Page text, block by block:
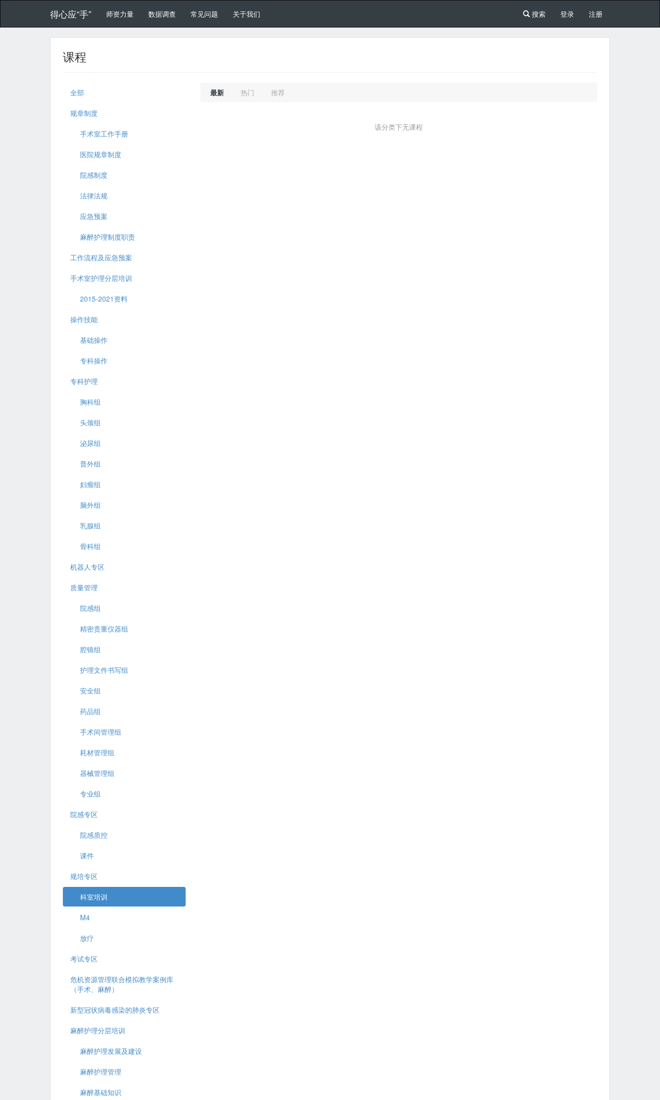
得心应“手” 师资力量 数据调查 常见问题 关于我们 搜索 登录 注册
课程
全部
规章制度
手术室工作手册
医院规章制度
院感制度
法律法规
应急预案
麻醉护理制度职责
工作流程及应急预案
手术室护理分层培训
2015-2021资料
操作技能
基础操作
专科操作
专科护理
胸科组
头颈组
泌尿组
普外组
妇瘤组
脑外组
乳腺组
骨科组
机器人专区
质量管理
院感组
精密贵重仪器组
腔镜组
护理文件书写组
安全组
药品组
手术间管理组
耗材管理组
器械管理组
专业组
院感专区
院感质控
课件
规培专区
科室培训
M4
放疗
考试专区
危机资源管理联合模拟教学案例库
（手术、麻醉）
新型冠状病毒感染的肺炎专区
麻醉护理分层培训
麻醉护理发展及建设
麻醉护理管理
麻醉基础知识
最新 热门 推荐
该分类下无课程